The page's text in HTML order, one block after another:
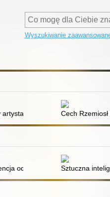
Wyszukiwanie
wizualnymi z Polski,
Cech
od podstaw Sztuczna